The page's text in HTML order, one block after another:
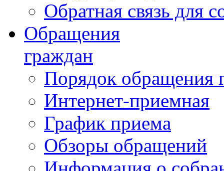
Обратная связь для
Обращения
граждан
Порядок обращения
Интернет-приемная
График приема
Обзоры обращений